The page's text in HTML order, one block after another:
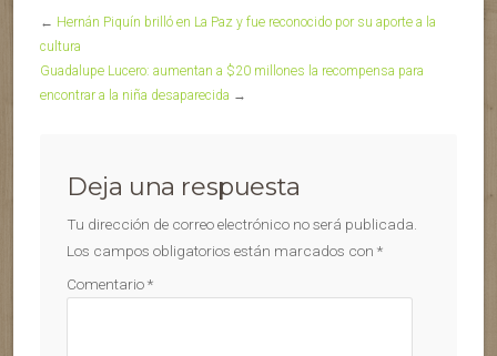
← Hernán Piquín brilló en La Paz y fue reconocido por su aporte a la
cultura
Guadalupe Lucero: aumentan a $20 millones la recompensa para
encontrar a la niña desaparecida →
Deja una respuesta
Tu dirección de correo electrónico no será publicada.
Los campos obligatorios están marcados con *
Comentario*